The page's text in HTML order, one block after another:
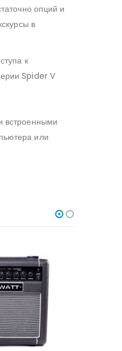
опций и
в
к
Spider V
встроенными
или